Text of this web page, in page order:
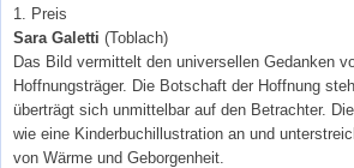
1. Preis
Sara Galetti (Toblach)
Das Bild vermittelt den universellen Gedanken
Hoffnungsträger. Die Botschaft der Hoffnung
überträgt sich unmittelbar auf den Betrachter.
wie eine Kinderbuchillustration an und
von Wärme und Geborgenheit.